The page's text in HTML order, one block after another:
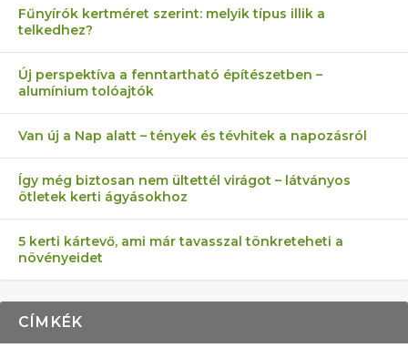
AZ ÖNELLÁTÁS 13 PONTJA
KEZDŐKNEK
6 LEGJOBB NÖVÉNY SZOMSZÉD
ELLEN
FÉLREÉRTETT KERTÉSZKEDÉS:
TÉRKŐ ÉS MURVA
AKI ELDOBÁLJA A CIGICSIKKEKET,
AZ EGY KÖ…
MÁRPEDIG A TŰZIJÁTÉK NEM MENŐ!
Fűnyírók kertméret szerint: melyik típus illik a
telkedhez?
Új perspektíva a fenntartható építészetben –
alumínium tolóajtók
Van új a Nap alatt – tények és tévhitek a napozásról
Így még biztosan nem ültettél virágot – látványos
ötletek kerti ágyásokhoz
5 kerti kártevő, ami már tavasszal tönkreteheti a
növényeidet
CÍMKÉK